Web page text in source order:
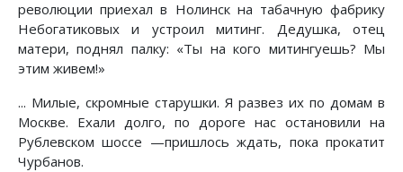
революции приехал в Нолинск на табачную фабрику
Небогатиковых и устроил митинг. Дедушка, отец
матери, поднял палку: «Ты на кого митингуешь? Мы
этим живем!»
... Милые, скромные старушки. Я развез их по домам в
Москве. Ехали долго, по дороге нас остановили на
Рублевском шоссе —пришлось ждать, пока прокатит
Чурбанов.